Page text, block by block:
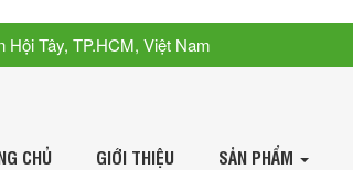
Tây, TP.HCM, Việt Nam
CHỦ GIỚI THIỆU SẢN PHẨM